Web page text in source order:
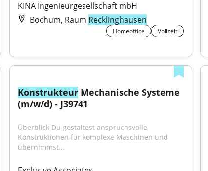
KINA Ingenieurgesellschaft mbH
Bochum, Raum Recklinghausen
Homeoffice Vollzeit
Konstrukteur Mechanische Systeme
(m/w/d) - J39741
Überblick Du gestaltest anspruchsvolle
Konstruktionen für komplexe Maschinen und
übernimmst...